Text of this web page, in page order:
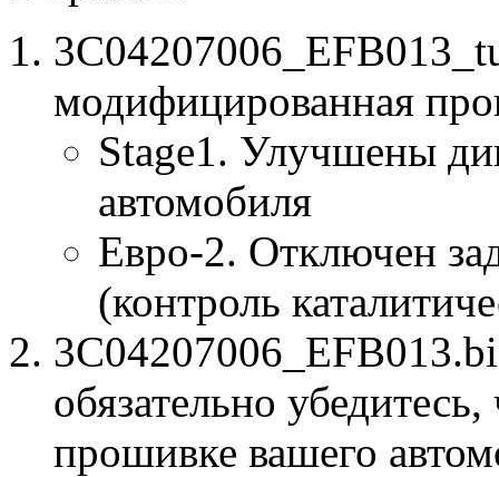
модифицированная
Stage1. Улучшены
автомобиля
Евро-2. Отключен
(контроль
обязательно
прошивке вашего